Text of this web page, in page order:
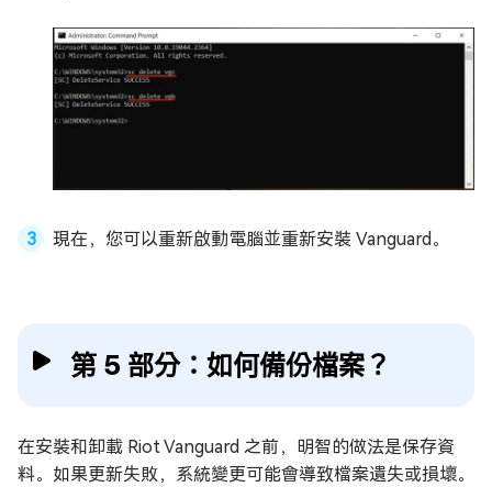
現在，您可以重新啟動電腦並重新安裝 Vanguard。
第 5 部分：如何備份檔案？
在安裝和卸載 Riot Vanguard 之前，明智的做法是保存資
料。如果更新失敗，系統變更可能會導致檔案遺失或損壞。